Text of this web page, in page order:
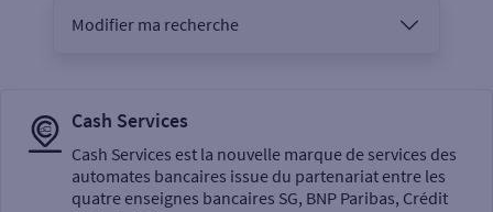
Modifier ma recherche
Sélectionnez votre recherche
Cash Services
Cash Services est la nouvelle marque de services des
automates bancaires issue du partenariat entre les
quatre enseignes bancaires SG, BNP Paribas, Crédit